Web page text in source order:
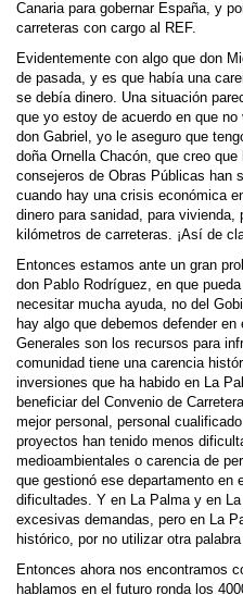
Canaria para gobernar España, y
carreteras con cargo al REF.
Evidentemente con algo que don
de pasada, y es que había una
se debía dinero. Una situación
que yo estoy de acuerdo en que
don Gabriel, yo le aseguro que
doña Ornella Chacón, que creo
consejeros de Obras Públicas han
cuando hay una crisis económica
dinero para sanidad, para vivienda,
kilómetros de carreteras. ¡Así de
Entonces estamos ante un gran
don Pablo Rodríguez, en que
necesitar mucha ayuda, no del
hay algo que debemos defender
Generales son los recursos para
comunidad tiene una carencia
inversiones que ha habido en La
beneficiar del Convenio de
mejor personal, personal
proyectos han tenido menos
medioambientales o carencia de
que gestionó ese departamento en
dificultades. Y en La Palma y en
excesivas demandas, pero en La
histórico, por no utilizar otra
Entonces ahora nos encontramos
hablamos en el futuro ronda los